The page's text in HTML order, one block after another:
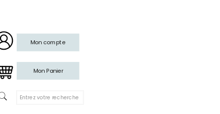
Mon compte
Mon Panier